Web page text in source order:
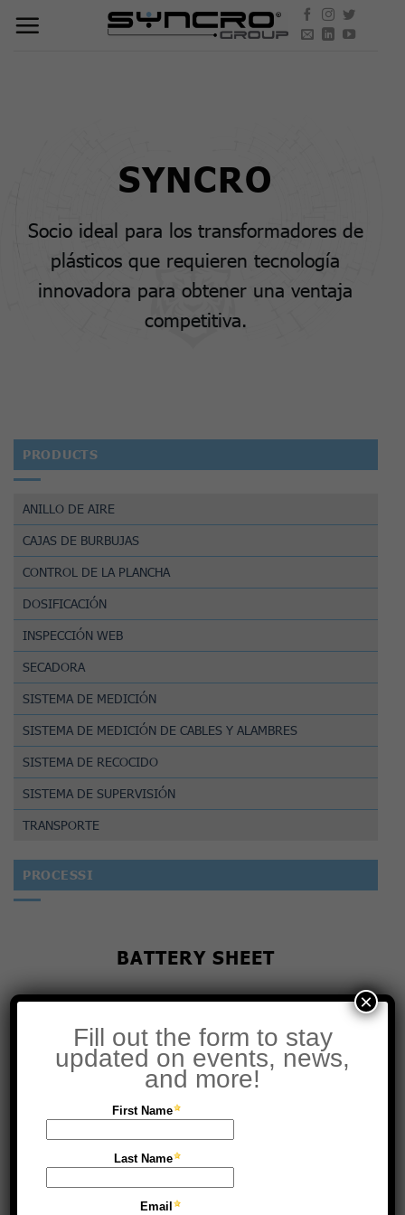
SYNCRO
Socio ideal para los transformadores de
plásticos que requieren tecnología
innovadora para obtener una ventaja
competitiva.
BATTERY SHEET
PRODUCTS
ANILLO DE AIRE
CAJAS DE BURBUJAS
CONTROL DE LA PLANCHA
DOSIFICACIÓN
INSPECCIÓN WEB
SECADORA
SISTEMA DE MEDICIÓN
SISTEMA DE MEDICIÓN DE CABLES Y ALAMBRES
SISTEMA DE RECOCIDO
SISTEMA DE SUPERVISIÓN
TRANSPORTE
PROCESSI
×